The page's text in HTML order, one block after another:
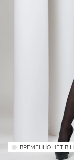
ВРЕМЕННО НЕТ В